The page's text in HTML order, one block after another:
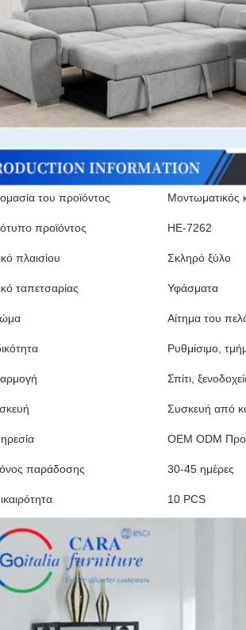
του προϊόντος Μοντωματικός
προϊόντος HE-7262
πλαισίου Σκληρό ξύλο
ταπετσαρίας Υφάσματα
Αίτημα του
Ρυθμίσιμο,
Σπίτι,
Συσκευή από
OEM ODM
παράδοσης 30-45 ημέρες
10 PCS